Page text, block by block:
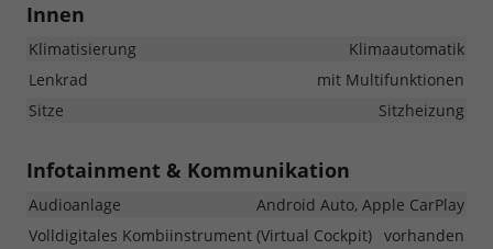
Innen
Klimatisierung
Klimaautomatik
Lenkrad
mit Multifunktionen
Sitze
Sitzheizung
Infotainment & Kommunikation
Audioanlage
Android Auto, Apple CarPlay
Volldigitales Kombiinstrument (Virtual Cockpit) vorhanden